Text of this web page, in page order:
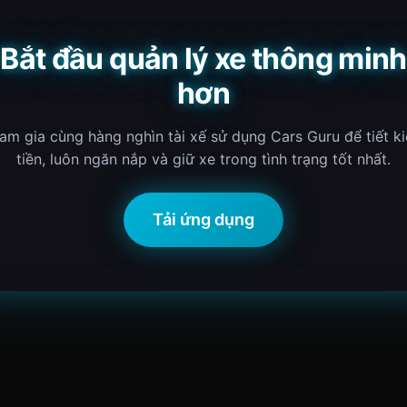
Bắt đầu quản lý xe thông minh
hơn
gia cùng hàng nghìn tài xế sử dụng Cars Guru để tiết
tiền, luôn ngăn nắp và giữ xe trong tình trạng tốt nhất.
Tải ứng dụng